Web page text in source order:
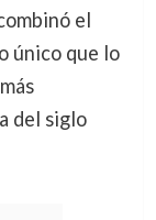
el
único que lo
del siglo